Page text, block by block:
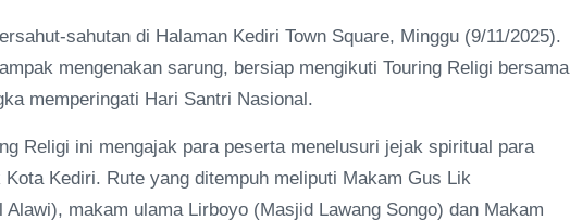
sahutan di Halaman Kediri Town Square, Minggu (9/11/2025).
mengenakan sarung, bersiap mengikuti Touring Religi bersama
memperingati Hari Santri Nasional.
Religi ini mengajak para peserta menelusuri jejak spiritual para
Kediri. Rute yang ditempuh meliputi Makam Gus Lik
makam ulama Lirboyo (Masjid Lawang Songo) dan Makam